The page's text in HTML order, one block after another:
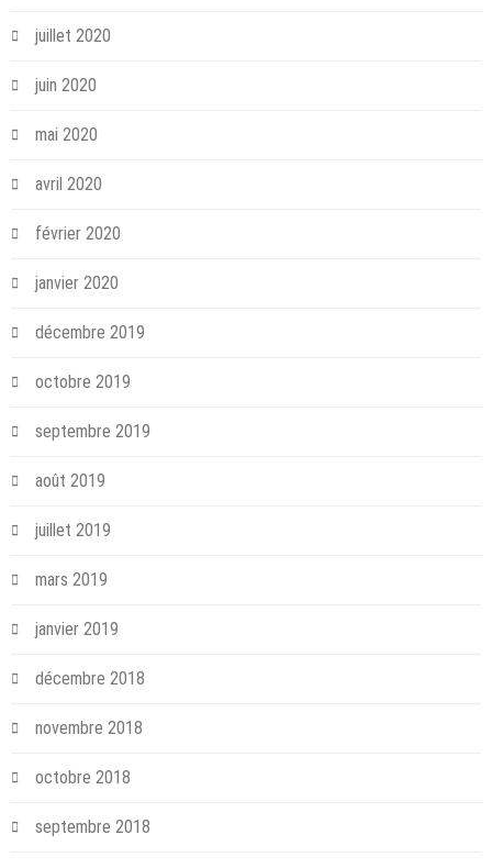
juillet 2020
juin 2020
mai 2020
avril 2020
février 2020
janvier 2020
décembre 2019
octobre 2019
septembre 2019
août 2019
juillet 2019
mars 2019
janvier 2019
décembre 2018
novembre 2018
octobre 2018
septembre 2018